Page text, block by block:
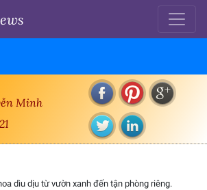
Minh
dìu dịu từ vườn xanh đến tận phòng riêng.